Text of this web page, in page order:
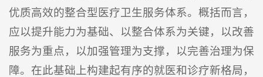
优质高效的整合型医疗卫生服务体系。概括而言，
应以提升能力为基础、以整合体系为关键，以改善
服务为重点，以加强管理为支撑，以完善治理为保
障。在此基础上构建起有序的就医和诊疗新格局，